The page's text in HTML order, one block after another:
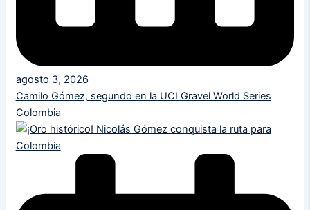
agosto 3, 2026
Camilo Gómez, segundo en la UCI Gravel World Series
Colombia